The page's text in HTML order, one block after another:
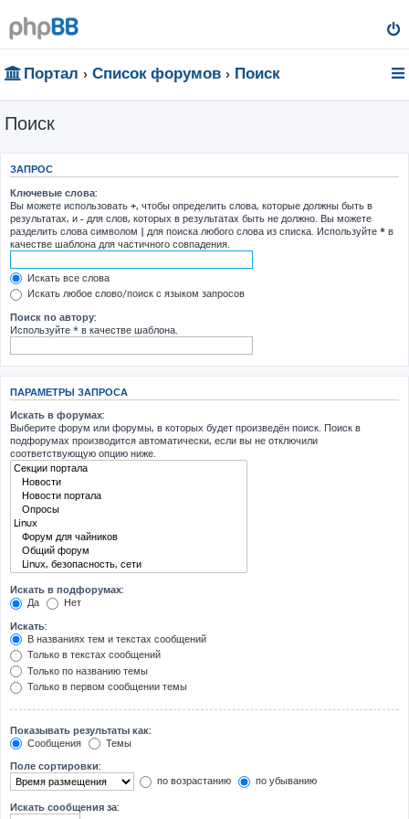
Портал Список форумов Поиск
Поиск
ЗАПРОС
Ключевые слова:
Вы можете использовать +, чтобы определить слова, которые должны быть в
результатах, и - для слов, которых в результатах быть не должно. Вы можете
разделить слова символом | для поиска любого слова из списка. Используйте * в
качестве шаблона для частичного совпадения.
Искать все слова
Искать любое слово/поиск с языком запросов
Поиск по автору:
Используйте * в качестве шаблона.
ПАРАМЕТРЫ ЗАПРОСА
Искать в форумах:
Выберите форум или форумы, в которых будет произведён поиск. Поиск в
подфорумах производится автоматически, если вы не отключили
соответствующую опцию ниже.
Искать в подфорумах:
Да
Нет
Искать:
В названиях тем и текстах сообщений
Только в текстах сообщений
Только по названию темы
Только в первом сообщении темы
Показывать результаты как:
Сообщения
Темы
Поле сортировки:
по возрастанию
по убыванию
Искать сообщения за: